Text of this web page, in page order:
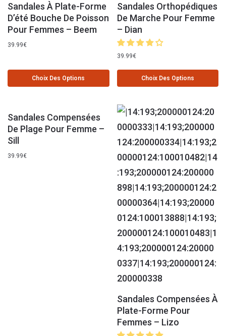
Sandales À Plate-Forme
D’été Bouche De Poisson
Pour Femmes – Beem
39.99€
Choix Des Options
Sandales Orthopédiques
De Marche Pour Femme
– Dian
39.99€
Choix Des Options
Sandales Compensées
De Plage Pour Femme –
Sill
39.99€
Sandales Compensées À
Plate-Forme Pour
Femmes – Lizo